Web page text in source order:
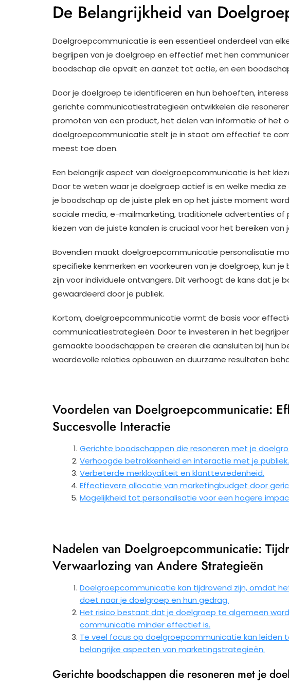
De Belangrijkheid van
Doelgroepcommunicatie is een essentieel onderdeel van
begrijpen van je doelgroep en effectief met hen
boodschap die opvalt en aanzet tot actie, en een
Door je doelgroep te identificeren en hun behoeften,
gerichte communicatiestrategieën ontwikkelen die
promoten van een product, het delen van informatie of het
doelgroepcommunicatie stelt je in staat om effectief te
meest toe doen.
Een belangrijk aspect van doelgroepcommunicatie is het
Door te weten waar je doelgroep actief is en welke media
je boodschap op de juiste plek en op het juiste moment
sociale media, e-mailmarketing, traditionele advertenties of
kiezen van de juiste kanalen is cruciaal voor het bereiken van
Bovendien maakt doelgroepcommunicatie personalisatie
specifieke kenmerken en voorkeuren van je doelgroep, kun
zijn voor individuele ontvangers. Dit verhoogt de kans dat je
gewaardeerd door je publiek.
Kortom, doelgroepcommunicatie vormt de basis voor
communicatiestrategieën. Door te investeren in het
gemaakte boodschappen te creëren die aansluiten bij hun
waardevolle relaties opbouwen en duurzame resultaten
Voordelen van Doelgroepcommunicatie:
Succesvolle Interactie
Gerichte boodschappen die resoneren met je
Verhoogde betrokkenheid en interactie met je publiek.
Verbeterde merkloyaliteit en klanttevredenheid.
Effectievere allocatie van marketingbudget door
Mogelijkheid tot personalisatie voor een hogere
Nadelen van Doelgroepcommunicatie:
Verwaarlozing van Andere Strategieën
Doelgroepcommunicatie kan tijdrovend zijn, omdat
doet naar je doelgroep en hun gedrag.
Het risico bestaat dat je doelgroep te algemeen
communicatie minder effectief is.
Te veel focus op doelgroepcommunicatie kan leiden
belangrijke aspecten van marketingstrategieën.
Gerichte boodschappen die resoneren met je